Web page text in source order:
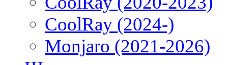
CoolRay (2024-)
Monjaro (2021-2026)